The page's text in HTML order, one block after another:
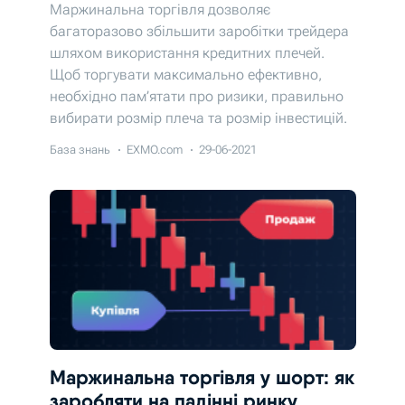
Маржинальна торгівля дозволяє
багаторазово збільшити заробітки трейдера
шляхом використання кредитних плечей.
Щоб торгувати максимально ефективно,
необхідно пам’ятати про ризики, правильно
вибирати розмір плеча та розмір інвестицій.
База знань EXMO.com 29-06-2021
Маржинальна торгівля у шорт: як